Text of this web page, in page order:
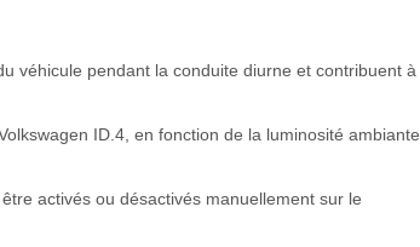
véhicule pendant la conduite diurne et contribuent à
ID.4, en fonction de la luminosité ambiante
activés ou désactivés manuellement sur le